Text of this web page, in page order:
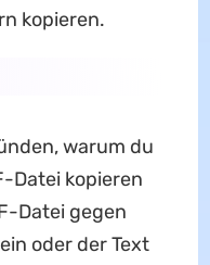
kopieren.
warum du
Datei kopieren
Datei gegen
oder der Text